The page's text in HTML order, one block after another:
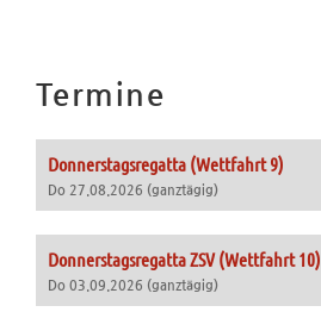
Termine
Donnerstagsregatta (Wettfahrt 9)
Do 27.08.2026 (ganztägig)
Donnerstagsregatta ZSV (Wettfahrt 10)
Do 03.09.2026 (ganztägig)